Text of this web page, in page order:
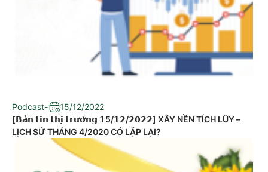
Podcast-
15/12/2022
[𝗕𝗮̉𝗻 𝘁𝗶𝗻 𝘁𝗵𝗶̣ 𝘁𝗿𝘂̛𝗼̛̀𝗻𝗴 𝟭5/𝟭𝟮/𝟮𝟬𝟮𝟮] XÂY NỀN TÍCH LŨY –
LỊCH SỬ THÁNG 4/2020 CÓ LẶP LẠI?